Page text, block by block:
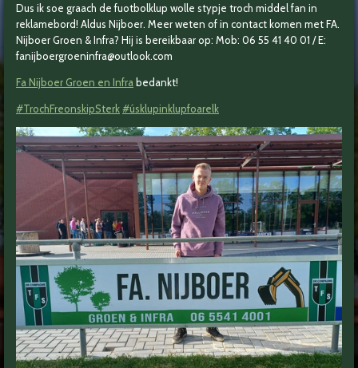
Dus ik soe graach de fuotbolklup wolle stypje troch middel fan in
reklamebord! Aldus Nijboer. Meer weten of in contact komen met FA.
Nijboer Groen & Infra? Hij is bereikbaar op: Mob: 06 55 41 40 01 / E:
fanijboergroeninfra@outlook.com
Fa Nijboer Groen en Infra bedankt!
#TrochFreonskipSterk#úsklupinklupfoarelk